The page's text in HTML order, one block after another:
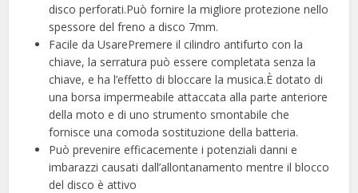
disco perforati.Può fornire la migliore protezione nello
spessore del freno a disco 7mm.
Facile da UsarePremere il cilindro antifurto con la
chiave, la serratura può essere completata senza la
chiave, e ha l’effetto di bloccare la musica.È dotato di
una borsa impermeabile attaccata alla parte anteriore
della moto e di uno strumento smontabile che
fornisce una comoda sostituzione della batteria.
Può prevenire efficacemente i potenziali danni e
imbarazzi causati dall’allontanamento mentre il blocco
del disco è attivo